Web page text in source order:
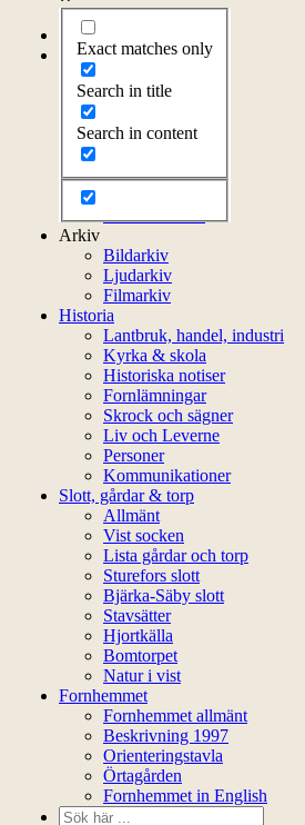
Exact matches only
Search in title
Search in content
Startsida
Om föreningen
Årsprogram
Styrelsen
Litteratur
Arkiv
Bildarkiv
Ljudarkiv
Filmarkiv
Historia
Lantbruk, handel, industri
Kyrka & skola
Historiska notiser
Fornlämningar
Skrock och sägner
Liv och Leverne
Personer
Kommunikationer
Slott, gårdar & torp
Allmänt
Vist socken
Lista gårdar och torp
Sturefors slott
Bjärka-Säby slott
Stavsätter
Hjortkälla
Bomtorpet
Natur i vist
Fornhemmet
Fornhemmet allmänt
Beskrivning 1997
Orienteringstavla
Örtagården
Fornhemmet in English